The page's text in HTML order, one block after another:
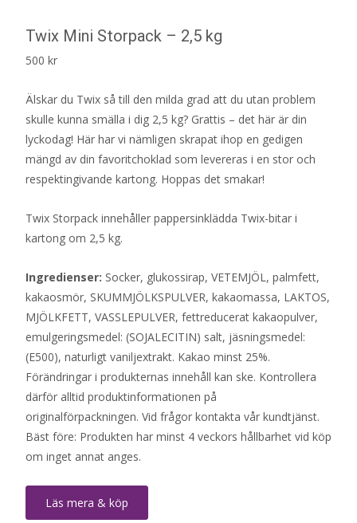
Twix Mini Storpack – 2,5 kg
500 kr
Älskar du Twix så till den milda grad att du utan problem
skulle kunna smälla i dig 2,5 kg? Grattis – det här är din
lyckodag! Här har vi nämligen skrapat ihop en gedigen
mängd av din favoritchoklad som levereras i en stor och
respektingivande kartong. Hoppas det smakar!
Twix Storpack innehåller pappersinklädda Twix-bitar i
kartong om 2,5 kg.
Ingredienser: Socker, glukossirap, VETEMJÖL, palmfett,
kakaosmör, SKUMMJÖLKSPULVER, kakaomassa, LAKTOS,
MJÖLKFETT, VASSLEPULVER, fettreducerat kakaopulver,
emulgeringsmedel: (SOJALECITIN) salt, jäsningsmedel:
(E500), naturligt vaniljextrakt. Kakao minst 25%.
Förändringar i produkternas innehåll kan ske. Kontrollera
därför alltid produktinformationen på
originalförpackningen. Vid frågor kontakta vår kundtjänst.
Bäst före: Produkten har minst 4 veckors hållbarhet vid köp
om inget annat anges.
Läs mera & köp